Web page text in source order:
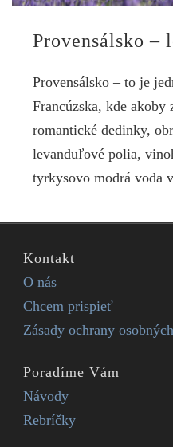
Provensálsko –
Provensálsko – to je
Francúzska, kde akoby
romantické dedinky,
levanduľové polia,
tyrkysovo modrá voda
Kontakt
O nás
Chcem prispieť
Zásady ochrany
Poradíme Vám
Návody
Rebríčky